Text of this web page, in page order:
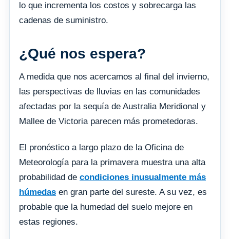
lo que incrementa los costos y sobrecarga las
cadenas de suministro.
¿Qué nos espera?
A medida que nos acercamos al final del invierno,
las perspectivas de lluvias en las comunidades
afectadas por la sequía de Australia Meridional y
Mallee de Victoria parecen más prometedoras.
El pronóstico a largo plazo de la Oficina de
Meteorología para la primavera muestra una alta
probabilidad de condiciones inusualmente más
húmedas en gran parte del sureste. A su vez, es
probable que la humedad del suelo mejore en
estas regiones.